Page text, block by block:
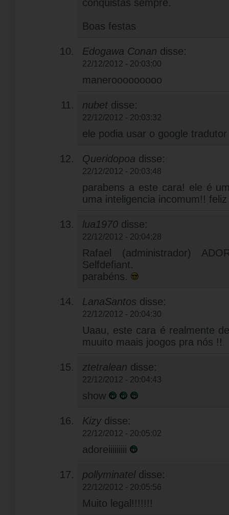
conquistas sempre.
Boas festas
Edogawa Conan disse:
22/12/2012 - 20:03:00
manerooooooooo
nubet disse:
22/12/2012 - 20:03:32
ele podia usar o google
Queridopoa disse:
22/12/2012 - 20:03:48
parabens a este cara! ele é
uma inteligencia incomum!!
lua1970 disse:
22/12/2012 - 20:04:28
Rafael (administrador)
Selfdefiant.
parabéns.
LanaSantos disse:
22/12/2012 - 20:04:30
Uaau, este cara é realmente
muuito maais joogos pra nós !!
ztetralean disse:
22/12/2012 - 20:04:43
show
Kizy disse:
22/12/2012 - 20:05:02
adoreiiiiiiiii
pollyminatel disse:
22/12/2012 - 20:05:56
Muito legal!!!!!!!